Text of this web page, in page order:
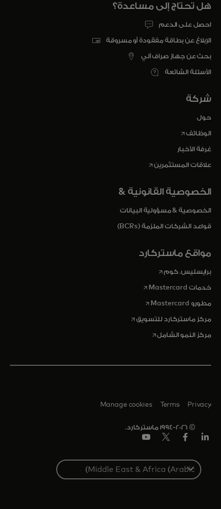
هل تحتاج إلى مساعدة؟
احصل على الدعم
الإبلاغ عن بطاقة مفقودة أو مسروقة
بحث عن جهاز صراف آلي
الأسئلة الشائعة
شركة
حول
الوظائفopens in a new tab
غرفة الأخبار
علاقات المستثمرينopens in a new tab
الخصوصية القانونية &
الخصوصية & مسؤولية البيانات
قواعد الشركات الملزمة (BCRs)
مواقع ماستركارد
برايسليس. كومopens in a new tab
خدمات Mastercard opens in a new tab
مطورو Mastercard opens in a new tab
مركز ماستركارد للتسويقopens in a new tab
مركز النمو الشاملopens in a new tab
© 1994-2026 ماستركارد.
Privacy
Terms
Manage cookies
Select
a
country